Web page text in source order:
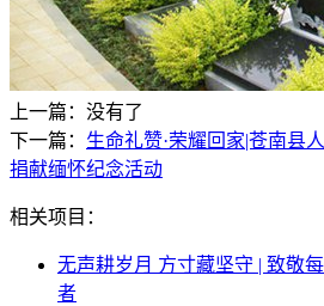
上一篇：没有了
下一篇： 生命礼赞·荣耀回家|苍南县
捐献缅怀纪念活动
相关项目：
无声耕岁月 方寸藏坚守 | 致敬
者